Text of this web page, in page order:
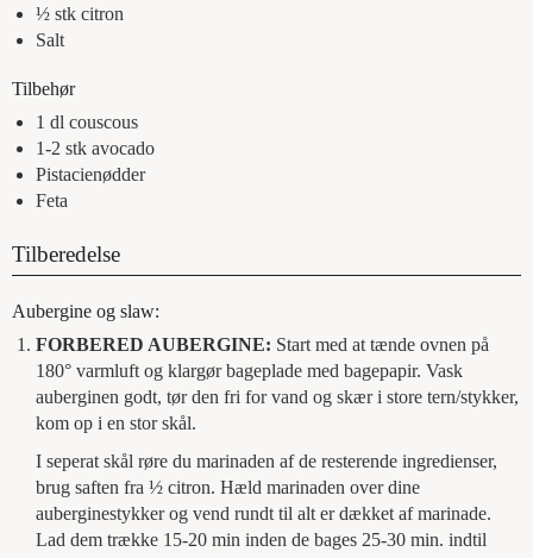
½ stk citron
Salt
Tilbehør
1 dl couscous
1-2 stk avocado
Pistacienødder
Feta
Tilberedelse
Aubergine og slaw:
FORBERED AUBERGINE: Start med at tænde ovnen på
180° varmluft og klargør bageplade med bagepapir. Vask
auberginen godt, tør den fri for vand og skær i store tern/stykker,
kom op i en stor skål.
I seperat skål røre du marinaden af de resterende ingredienser,
brug saften fra ½ citron. Hæld marinaden over dine
auberginestykker og vend rundt til alt er dækket af marinade.
Lad dem trække 15-20 min inden de bages 25-30 min. indtil